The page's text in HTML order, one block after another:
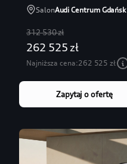
SalonAudi Centrum Gdańsk
312 530 zł
262 525 zł
Najniższa cena:262 525 zł
Zapytaj o ofertę